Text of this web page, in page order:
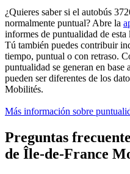
¿Quieres saber si el autobús
normalmente puntual? Abre la
informes de puntualidad de
Tú también puedes contribuir
tiempo, puntual o con retraso.
puntualidad se generan en base
pueden ser diferentes de los
Mobilités.
Más información sobre
Preguntas
de Île-de-France